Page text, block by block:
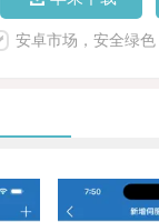
安卓市场，安全绿色